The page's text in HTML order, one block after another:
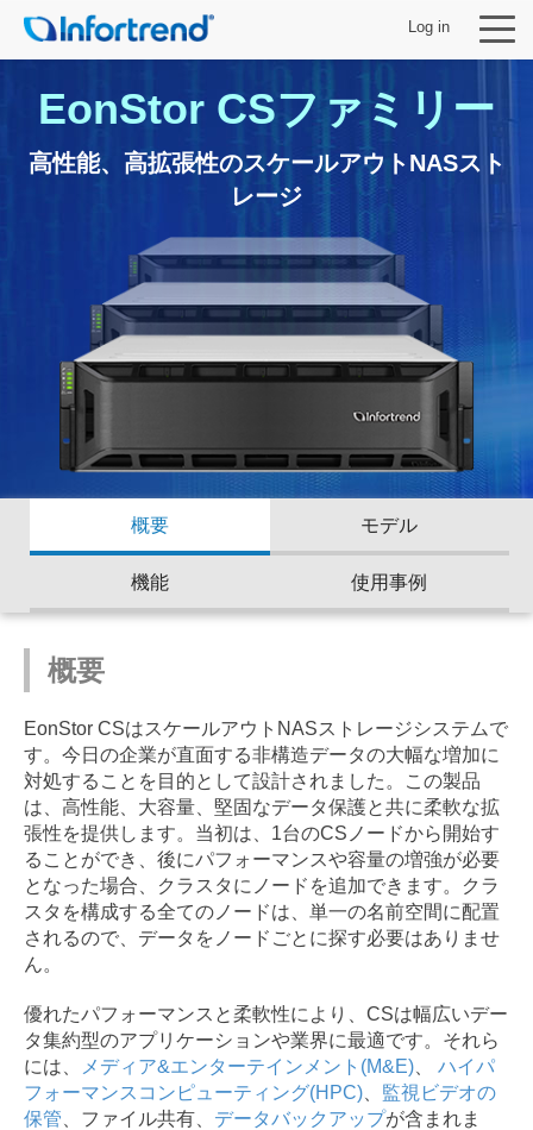
Log in
EonStor CSファミリー
高性能、高拡張性のスケールアウトNASスト
レージ
概要 モデル
機能 使用事例
概要
EonStor CSはスケールアウトNASストレージシステムで
す。今日の企業が直面する非構造データの大幅な増加に
対処することを目的として設計されました。この製品
は、高性能、大容量、堅固なデータ保護と共に柔軟な拡
張性を提供します。当初は、1台のCSノードから開始す
ることができ、後にパフォーマンスや容量の増強が必要
となった場合、クラスタにノードを追加できます。クラ
スタを構成する全てのノードは、単一の名前空間に配置
されるので、データをノードごとに探す必要はありませ
ん。
優れたパフォーマンスと柔軟性により、CSは幅広いデー
タ集約型のアプリケーションや業界に最適です。それら
には、
メディア&エンターテインメント(M&E)
ハイパ
フォーマンスコンピューティング(HPC)
監視ビデオの
保管 、ファイル共有、 データバックアップが含まれま
ソリューション
サポート
パートナー
Infortrendについて